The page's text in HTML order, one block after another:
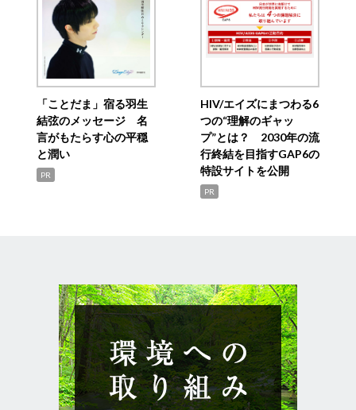
「ことだま」宿る羽生
結弦のメッセージ 名
言がもたらす心の平穏
と潤い
PR
HIV/エイズにまつわる6
つの“理解のギャッ
プ”とは？ 2030年の流
行終結を目指すGAP6の
特設サイトを公開
PR